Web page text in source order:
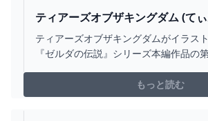
ティアーズオブザキングダム (て
んぐだむ)とは【ピクシブ百科事典
ティアーズオブザキングダムがイラス
『ゼルダの伝説』シリーズ本編作品の
険は、大空へ広がる。 概要 2023年5月12日にニンテンド
もっと読む